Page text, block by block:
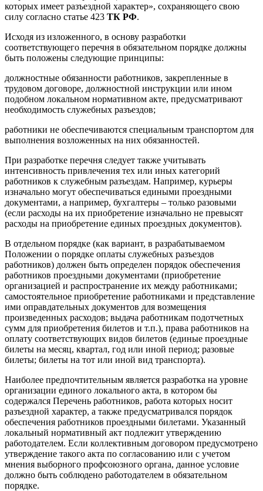
которых имеет разъездной характер», сохраняющего свою
силу согласно статье 423 ТК РФ.
Исходя из изложенного, в основу разработки
соответствующего перечня в обязательном порядке должны
быть положены следующие принципы:
должностные обязанности работников, закрепленные в
трудовом договоре, должностной инструкции или ином
подобном локальном нормативном акте, предусматривают
необходимость служебных разъездов;
работники не обеспечиваются специальным транспортом для
выполнения возложенных на них обязанностей.
При разработке перечня следует также учитывать
интенсивность привлечения тех или иных категорий
работников к служебным разъездам. Например, курьеры
изначально могут обеспечиваться едиными проездными
документами, а например, бухгалтеры – только разовыми
(если расходы на их приобретение изначально не превысят
расходы на приобретение единых проездных документов).
В отдельном порядке (как вариант, в разрабатываемом
Положении о порядке оплаты служебных разъездов
работников) должен быть определен порядок обеспечения
работников проездными документами (приобретение
организацией и распространение их между работниками;
самостоятельное приобретение работниками и представление
ими оправдательных документов для возмещения
произведенных расходов; выдача работникам подотчетных
сумм для приобретения билетов и т.п.), права работников на
оплату соответствующих видов билетов (единые проездные
билеты на месяц, квартал, год или иной период; разовые
билеты; билеты на тот или иной вид транспорта).
Наиболее предпочтительным является разработка на уровне
организации единого локального акта, в котором бы
содержался Перечень работников, работа которых носит
разъездной характер, а также предусматривался порядок
обеспечения работников проездными билетами. Указанный
локальный нормативный акт подлежит утверждению
работодателем. Если коллективным договором предусмотрено
утверждение такого акта по согласованию или с учетом
мнения выборного профсоюзного органа, данное условие
должно быть соблюдено работодателем в обязательном
порядке.